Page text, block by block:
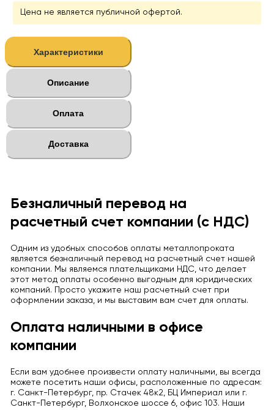
Цена не является публичной офертой.
Характеристики
Описание
Оплата
Доставка
Безналичный перевод на
расчетный счет компании (с НДС)
Одним из удобных способов оплаты металлопроката
является безналичный перевод на расчетный счет нашей
компании. Мы являемся плательщиками НДС, что делает
этот метод оплаты особенно выгодным для юридических
компаний. Просто укажите наш расчетный счет при
оформлении заказа, и мы выставим вам счет для оплаты.
Оплата наличными в офисе
компании
Если вам удобнее произвести оплату наличными, вы всегда
можете посетить наши офисы, расположенные по адресам:
г. Санкт-Петербург, пр. Стачек 48к2, БЦ Империал или г.
Санкт-Петербург, Волхонское шоссе 6, офис 103. Наши